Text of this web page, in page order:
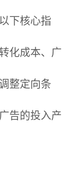
下核心指
化成本、广
整定向条
告的投入产